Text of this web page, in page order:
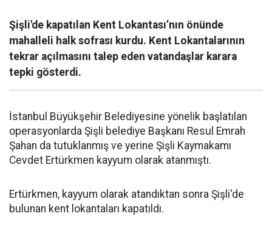
Şişli'de kapatılan Kent Lokantası’nın önünde
mahalleli halk sofrası kurdu. Kent Lokantalarının
tekrar açılmasını talep eden vatandaşlar karara
tepki gösterdi.
İstanbul Büyükşehir Belediyesine yönelik başlatılan
operasyonlarda Şişli belediye Başkanı Resul Emrah
Şahan da tutuklanmış ve yerine Şişli Kaymakamı
Cevdet Ertürkmen kayyum olarak atanmıştı.
Ertürkmen, kayyum olarak atandıktan sonra Şişli'de
bulunan kent lokantaları kapatıldı.